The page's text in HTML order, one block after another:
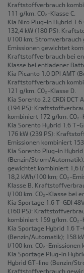
Kraftstoffverbrauch
111 g/km. CO₂-Klasse C.
Kia Niro Plug-in Hybrid 1.6
132,4 kW (180 PS):
l/100 km; Stromverbrauch
Emissionen gewichtet
Kraftstoffverbrauch bei
Klasse bei entladener
Kia Picanto 1.0 DPI AMT
Kraftstoffverbrauch
121 g/km. CO₂-Klasse D.
Kia Sorento 2.2 CRDi DCT
(194 PS):
kombiniert 172 g/km. CO₂-
Kia Sorento Hybrid 1.6 T-
176 kW (239 PS):
Emissionen kombiniert 153
Kia Sorento Plug-in
(Benzin/Strom/
gewichtet kombiniert 1,6
18,2 kWh/100 km; CO₂-
Klasse B.
l/100 km. CO₂-Klasse bei
Kia Sportage 1.6 T-GDI
(160 PS):
kombiniert 159 g/km. CO₂-
Kia Sportage Hybrid 1.6
(Benzin/Automatik); 158
l/100 km; CO₂-Emissionen
Kia Sportage Plug-in
Hybrid GT-line (Benzin/
Kraftstoffverbrauch